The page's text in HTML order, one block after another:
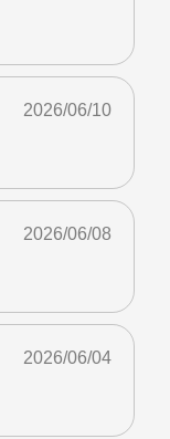
2026/06/10
2026/06/08
2026/06/04